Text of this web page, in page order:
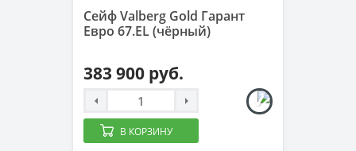
Сейф Valberg Gold Гарант
Евро 67.EL (чёрный)
383 900 руб.
В КОРЗИНУ